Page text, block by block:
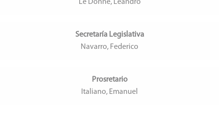
Le Donne, Leandro
Secretaría Legislativa
Navarro, Federico
Prosretario
Italiano, Emanuel